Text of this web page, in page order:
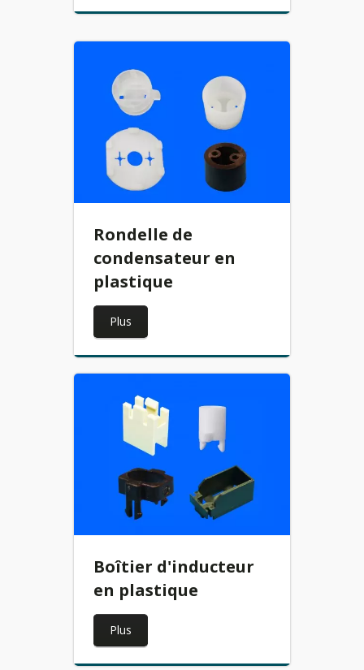
Rondelle de
condensateur en
plastique
Plus
Boîtier d'inducteur
en plastique
Plus